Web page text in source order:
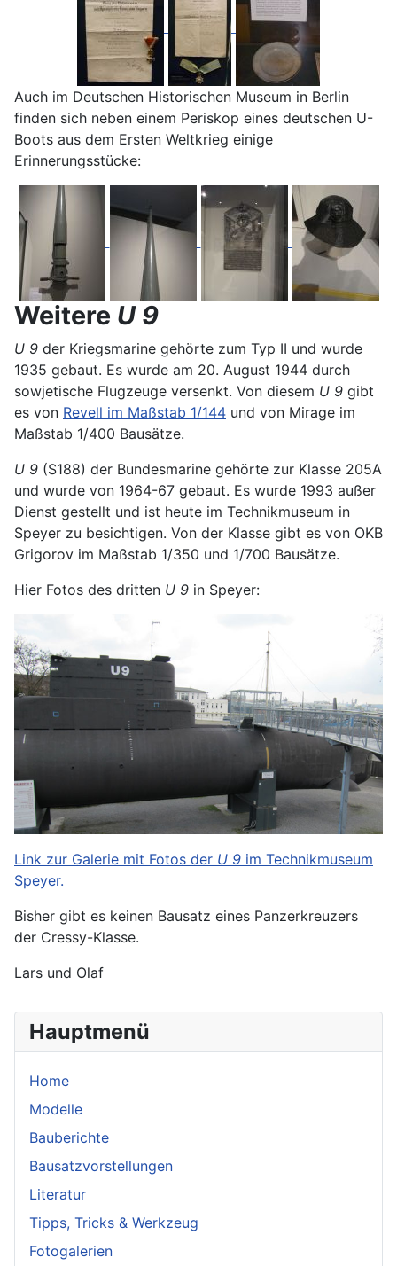
Hauptmenü
Home
Modelle
Bauberichte
Bausatzvorstellungen
Literatur
Tipps, Tricks & Werkzeug
Fotogalerien
Auch im Deutschen Historischen Museum in Berlin
finden sich neben einem Periskop eines deutschen U-
Boots aus dem Ersten Weltkrieg einige
Erinnerungsstücke:
Weitere U 9
U 9 der Kriegsmarine gehörte zum Typ II und wurde
1935 gebaut. Es wurde am 20. August 1944 durch
sowjetische Flugzeuge versenkt. Von diesem U 9 gibt
es von Revell im Maßstab 1/144 und von Mirage im
Maßstab 1/400 Bausätze.
U 9 (S188) der Bundesmarine gehörte zur Klasse 205A
und wurde von 1964-67 gebaut. Es wurde 1993 außer
Dienst gestellt und ist heute im Technikmuseum in
Speyer zu besichtigen. Von der Klasse gibt es von OKB
Grigorov im Maßstab 1/350 und 1/700 Bausätze.
Hier Fotos des dritten U 9 in Speyer:
Link zur Galerie mit Fotos der U 9 im Technikmuseum
Speyer.
Bisher gibt es keinen Bausatz eines Panzerkreuzers
der Cressy-Klasse.
Lars und Olaf